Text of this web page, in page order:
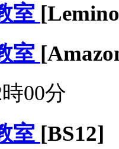
室
室
00分
室 [BS12]